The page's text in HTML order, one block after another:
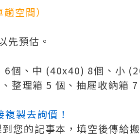
空間）
先預估。
個、中 (40x40) 8個、小
整理箱 5 個、抽屜收納箱 7
製去詢價！
您的記事本，填空後傳給